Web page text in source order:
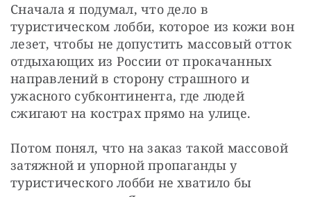
Сначала я подумал, что дело в
туристическом лобби, которое из кожи вон
лезет, чтобы не допустить массовый отток
отдыхающих из России от прокачанных
направлений в сторону страшного и
ужасного субконтинента, где людей
сжигают на кострах прямо на улице.
Потом понял, что на заказ такой массовой
затяжной и упорной пропаганды у
туристического лобби не хватило бы